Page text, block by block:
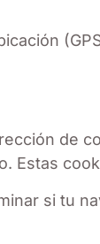
de
Estas
si tu